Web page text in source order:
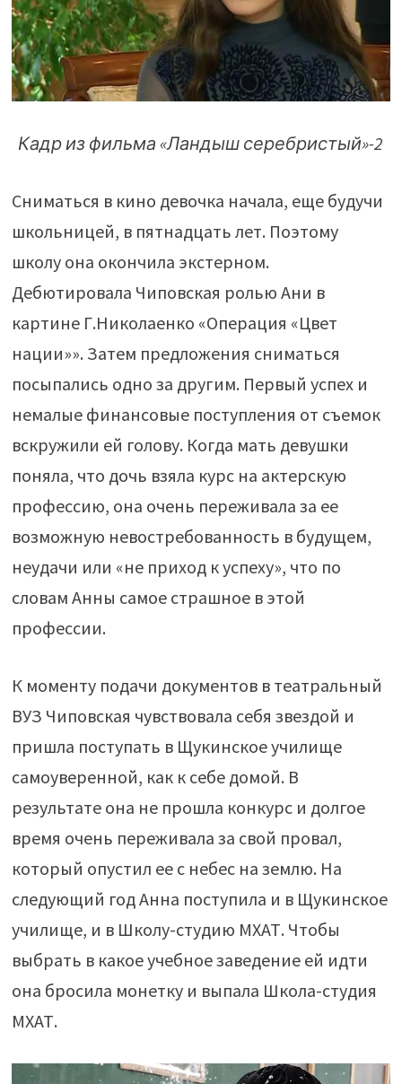
Кадр из фильма «Ландыш серебристый»-2
Сниматься в кино девочка начала, еще будучи
школьницей, в пятнадцать лет. Поэтому
школу она окончила экстерном.
Дебютировала Чиповская ролью Ани в
картине Г.Николаенко «Операция «Цвет
нации»». Затем предложения сниматься
посыпались одно за другим. Первый успех и
немалые финансовые поступления от съемок
вскружили ей голову. Когда мать девушки
поняла, что дочь взяла курс на актерскую
профессию, она очень переживала за ее
возможную невостребованность в будущем,
неудачи или «не приход к успеху», что по
словам Анны самое страшное в этой
профессии.
К моменту подачи документов в театральный
ВУЗ Чиповская чувствовала себя звездой и
пришла поступать в Щукинское училище
самоуверенной, как к себе домой. В
результате она не прошла конкурс и долгое
время очень переживала за свой провал,
который опустил ее с небес на землю. На
следующий год Анна поступила и в Щукинское
училище, и в Школу-студию МХАТ. Чтобы
выбрать в какое учебное заведение ей идти
она бросила монетку и выпала Школа-студия
МХАТ.